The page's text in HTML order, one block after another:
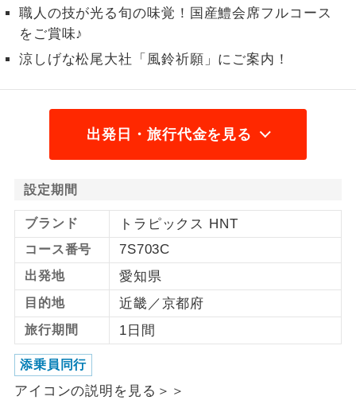
職人の技が光る旬の味覚！国産鱧会席フルコース
をご賞味♪
涼しげな松尾大社「風鈴祈願」にご案内！
出発日・旅行代金を見る
設定期間
ブランド トラピックス HNT
コース番号 7S703C
出発地 愛知県
目的地 近畿／京都府
旅行期間 1日間
添乗員同行
アイコンの説明を見る＞＞
2名様催行
2名様から出発可能な個人型プランで
おひとり様参
おひとり様限定でご参加いただけるコー
1名様1室同代
コースです。
ご夫婦限定
女性限定
女性限定でご参加いただけるコースで
す。
年齢制限あり
ご参加にあたり年齢に制限があるコース
です。
航空会社指定
利用航空会社が指定なので、ご出発の計
画にとても便利です。
ホテル指定
す。